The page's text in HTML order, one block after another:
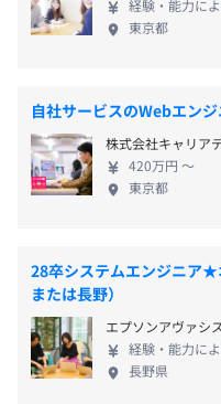
保険）
※当社では会社側が新入
間」ではなく、会社と
ないかを双方で確認す
女性1人/1人
するための革新的なア
供メニュー例：新規
く自由な社風で、上下
す。裁量があり、社員
レンジできるのも当社
得意分野が最大限に生
おこないつつ、ワーク
具体的にはSlackや
Clickup、MFクラウド
ルオフィスなど、多様
円滑なコミュニケーシ
地方在住でも、子育て
られるフレキシブルな
経験・能力に
東京都
自社サービスのWebエン
株式会社キャリア
420万円 〜
東京都
28卒システムエンジニア
または長野）
エプソンアヴァシ
経験・能力に
長野県